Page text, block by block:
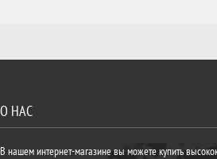
О НАС
В нашем интернет-магазине вы можете купить